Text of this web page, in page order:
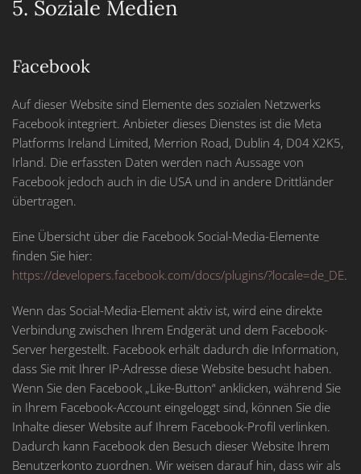
5. Soziale Medien
Facebook
Auf dieser Website sind Elemente des sozialen Netzwerks
Facebook integriert. Anbieter dieses Dienstes ist die Meta
Platforms Ireland Limited, Merrion Road, Dublin 4, D04 X2K5,
Irland. Die erfassten Daten werden nach Aussage von
Facebook jedoch auch in die USA und in andere Drittländer
übertragen.
Eine Übersicht über die Facebook Social-Media-Elemente
finden Sie hier:
https://developers.facebook.com/docs/plugins/?locale=de_DE.
Wenn das Social-Media-Element aktiv ist, wird eine direkte
Verbindung zwischen Ihrem Endgerät und dem Facebook-
Server hergestellt. Facebook erhält dadurch die Information,
dass Sie mit Ihrer IP-Adresse diese Website besucht haben.
Wenn Sie den Facebook „Like-Button“ anklicken, während Sie
in Ihrem Facebook-Account eingeloggt sind, können Sie die
Inhalte dieser Website auf Ihrem Facebook-Profil verlinken.
Dadurch kann Facebook den Besuch dieser Website Ihrem
Benutzerkonto zuordnen. Wir weisen darauf hin, dass wir als